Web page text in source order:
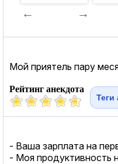
← →
Мой приятель пару
Рейтинг анекдота
Теги
- Ваша зарплата на
- Моя продуктивность